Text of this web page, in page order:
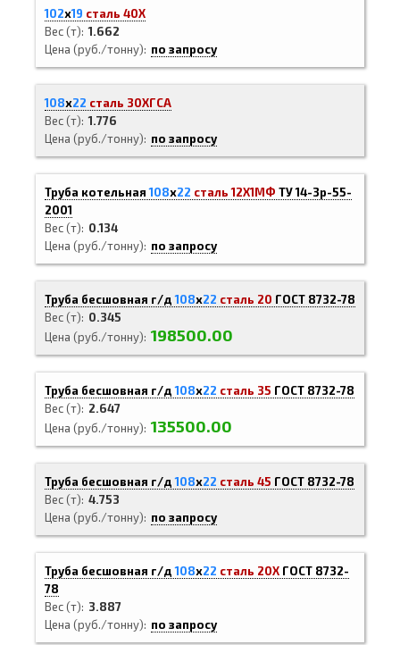
102х19 сталь 40Х
Вес (т) 1.662
Цена (руб./тонну)
по запросу
108х22 сталь 30ХГСА
Вес (т) 1.776
Цена (руб./тонну)
по запросу
Труба котельная108х22 сталь 12Х1МФ ТУ 14-3р-55-
2001
Вес (т)
0.134
Цена (руб./тонну)
по запросу
Труба бесшовная г/д108х22 сталь 20 ГОСТ 8732-78
Вес (т)
0.345
Цена (руб./тонну) 198500.00
Труба бесшовная г/д108х22 сталь 35 ГОСТ 8732-78
Вес (т)
2.647
Цена (руб./тонну) 135500.00
Труба бесшовная г/д108х22 сталь 45 ГОСТ 8732-78
Вес (т) 4.753
Цена (руб./тонну)
по запросу
Труба бесшовная г/д108х22 сталь 20Х ГОСТ 8732-
78
Вес (т)
3.887
Цена (руб./тонну)
по запросу